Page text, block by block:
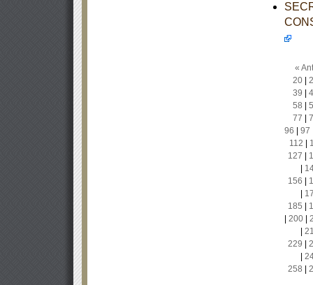
«
20|
39
58
77
96
97
112
127
156
185
200|
229
258